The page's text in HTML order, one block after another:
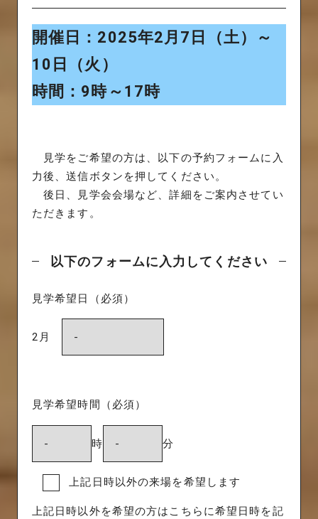
開催日：2025年2月7日（土）～
10日（火）
時間：9時～17時
見学をご希望の方は、以下の予約フォームに入
力後、送信ボタンを押してください。
後日、見学会会場など、詳細をご案内させてい
ただきます。
以下のフォームに入力してください
見学希望日（必須）
2月
見学希望時間（必須）
時 分
上記日時以外の来場を希望します
上記日時以外を希望の方はこちらに希望日時を記